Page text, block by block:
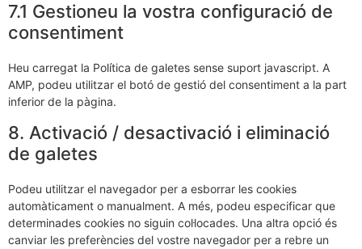
7.1 Gestioneu la vostra configuració de
consentiment
Heu carregat la Política de galetes sense suport javascript. A
AMP, podeu utilitzar el botó de gestió del consentiment a la part
inferior de la pàgina.
8. Activació / desactivació i eliminació
de galetes
Podeu utilitzar el navegador per a esborrar les cookies
automàticament o manualment. A més, podeu especificar que
determinades cookies no siguin col·locades. Una altra opció és
canviar les preferències del vostre navegador per a rebre un